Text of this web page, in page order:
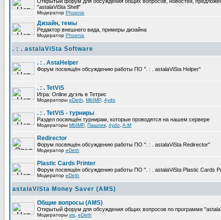
"astalaViSta Shell"
Модератор Phoenix
Дизайн, темы
Редактор внешнего вида, примеры дизайна
Модератор Phoenix
. : . astalaViSta Software
. : . AstaHelper
Форум посвящён обсуждению работы ПО ". : . astalaViSta Helper"
. : . TetViS
Игра: Online дуэль в Тетрис
Модераторы eDeth MbIMP 4ydo
. : . TetViS - турниры
Раздел посвящён турнирам, которые проводятся на нашем сервере
Модераторы MbIMP Пашлик 4ydo A:M
Redirector
Форум посвящён обсуждению работы ПО ". : . astalaViSta Redirector"
Модератор eDeth
Plastic Cards Printer
Форум посвящён обсуждению работы ПО ". : . astalaViSta Plastic Cards
Модератор eDeth
astalaViSta Money Saver (AMS)
Общие вопросы (AMS)
Открытый форум для обсуждения общих вопросов по программе
Модераторы vis eDeth